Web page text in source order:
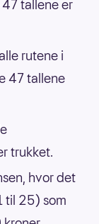
tallene er
rutene i
47 tallene
trukket.
hvor det
til 25) som